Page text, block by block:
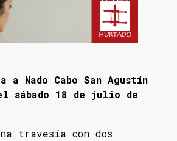
Nado Cabo San Agustín
sábado 18 de julio de
travesía con dos